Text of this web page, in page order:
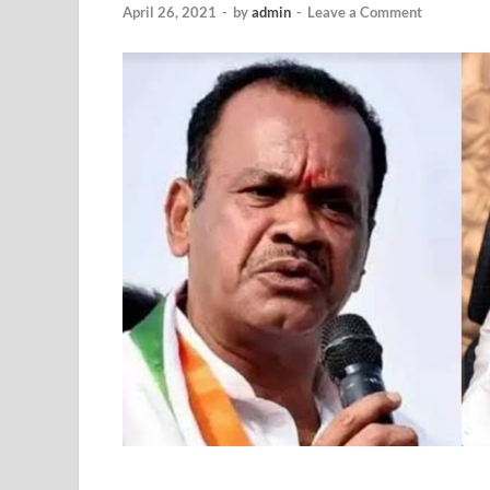
April 26, 2021 - byadmin - Leave a Comment